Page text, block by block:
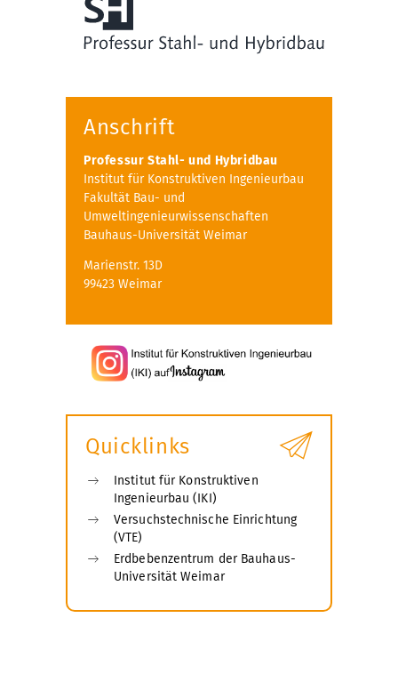
Anschrift
Professur Stahl- und Hybridbau
Institut für Konstruktiven Ingenieurbau
Fakultät Bau- und
Umweltingenieurwissenschaften
Bauhaus-Universität Weimar
Marienstr. 13D
99423 Weimar
Quicklinks
Institut für Konstruktiven
Ingenieurbau (IKI)
Versuchstechnische Einrichtung
(VTE)
Erdbebenzentrum der Bauhaus-
Universität Weimar